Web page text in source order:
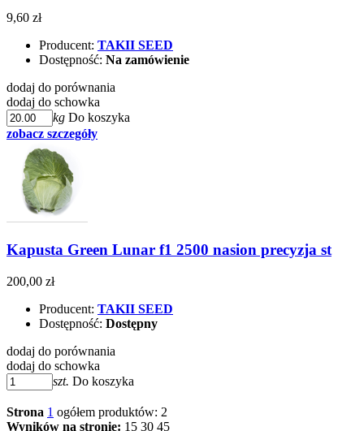
9,60 zł
Producent: TAKII SEED
Dostępność: Na zamówienie
dodaj do porównania
dodaj do schowka
kg Do koszyka
zobacz szczegóły
Kapusta Green Lunar f1 2500 nasion precyzja st
200,00 zł
Producent: TAKII SEED
Dostępność: Dostępny
dodaj do porównania
dodaj do schowka
szt. Do koszyka
Strona 1 ogółem produktów: 2
Wyników na stronie: 15 30 45